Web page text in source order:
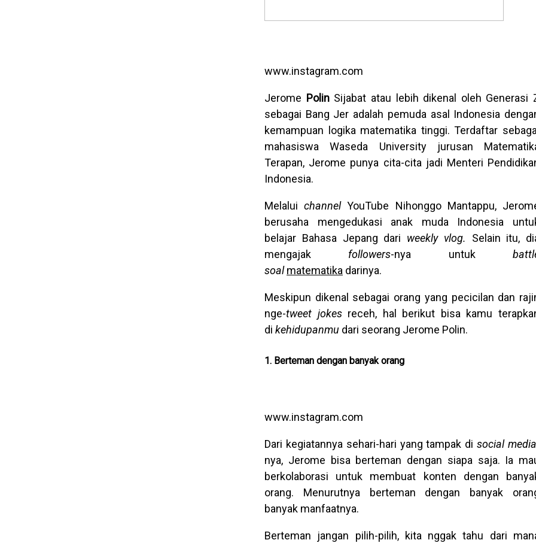
www.instagram.com
Jerome PolinSijabat atau lebih dikenal oleh Generasi
sebagai Bang Jer adalah pemuda asal Indonesia
kemampuan logika matematika tinggi. Terdaftar
mahasiswa Waseda University jurusan
Terapan, Jerome punya cita-cita jadi Menteri
Indonesia.
MelaluichannelYouTube Nihonggo Mantappu,
berusaha mengedukasi anak muda Indonesia
belajar Bahasa Jepang dari weekly vlog. Selain itu,
mengajak followers-nya untuk
soalmatematika darinya.
Meskipun dikenal sebagai orang yang pecicilan dan
nge-tweet jokes receh, hal berikut bisa kamu
di kehidupanmu dari seorang Jerome Polin.
1. Berteman dengan banyak orang
www.instagram.com
Dari kegiatannya sehari-hari yang tampak disocial
nya, Jerome bisa berteman dengan siapa saja. Ia
berkolaborasi untuk membuat konten dengan
orang. Menurutnya berteman dengan banyak
banyak manfaatnya.
Berteman jangan pilih-pilih, kita nggak tahu dari